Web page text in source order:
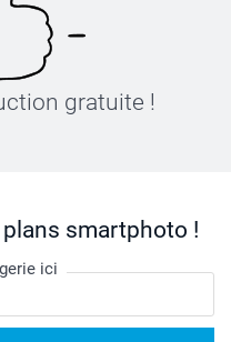
gratuite !
smartphoto !
ici